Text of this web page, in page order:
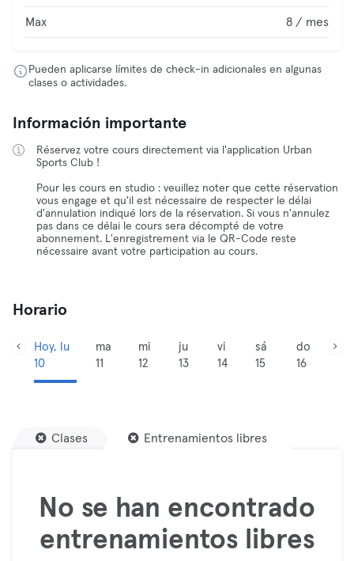
Max 8 / mes
Pueden aplicarse límites de check-in adicionales en algunas
clases o actividades.
Información importante
Réservez votre cours directement via l'application Urban
Sports Club !
Pour les cours en studio : veuillez noter que cette réservation
vous engage et qu'il est nécessaire de respecter le délai
d'annulation indiqué lors de la réservation. Si vous n'annulez
pas dans ce délai le cours sera décompté de votre
abonnement. L'enregistrement via le QR-Code reste
nécessaire avant votre participation au cours.
Horario
Hoy, lu
10
ma
11
mi
12
ju
13
vi
14
sá
15
do
16
Clases Entrenamientos libres
No se han encontrado
entrenamientos libres